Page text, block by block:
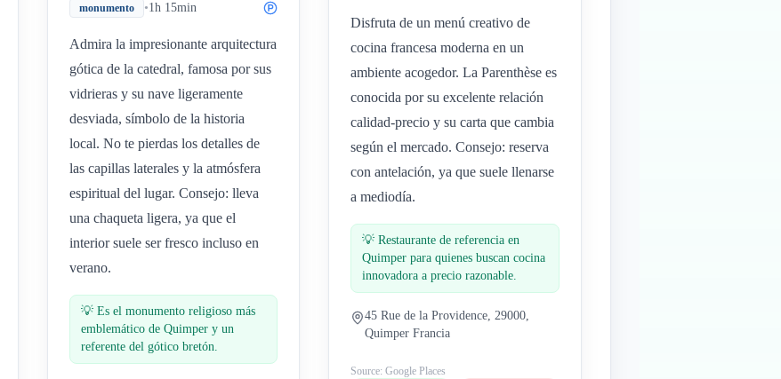
monumento •1h 15min
Admira la impresionante arquitectura
gótica de la catedral, famosa por sus
vidrieras y su nave ligeramente
desviada, símbolo de la historia
local. No te pierdas los detalles de
las capillas laterales y la atmósfera
espiritual del lugar. Consejo: lleva
una chaqueta ligera, ya que el
interior suele ser fresco incluso en
verano.
💡Es el monumento religioso más
emblemático de Quimper y un
referente del gótico bretón.
Disfruta de un menú creativo de
cocina francesa moderna en un
ambiente acogedor. La Parenthèse es
conocida por su excelente relación
calidad-precio y su carta que cambia
según el mercado. Consejo: reserva
con antelación, ya que suele llenarse
a mediodía.
💡Restaurante de referencia en
Quimper para quienes buscan cocina
innovadora a precio razonable.
45 Rue de la Providence, 29000,
Quimper Francia
Source: Google Places